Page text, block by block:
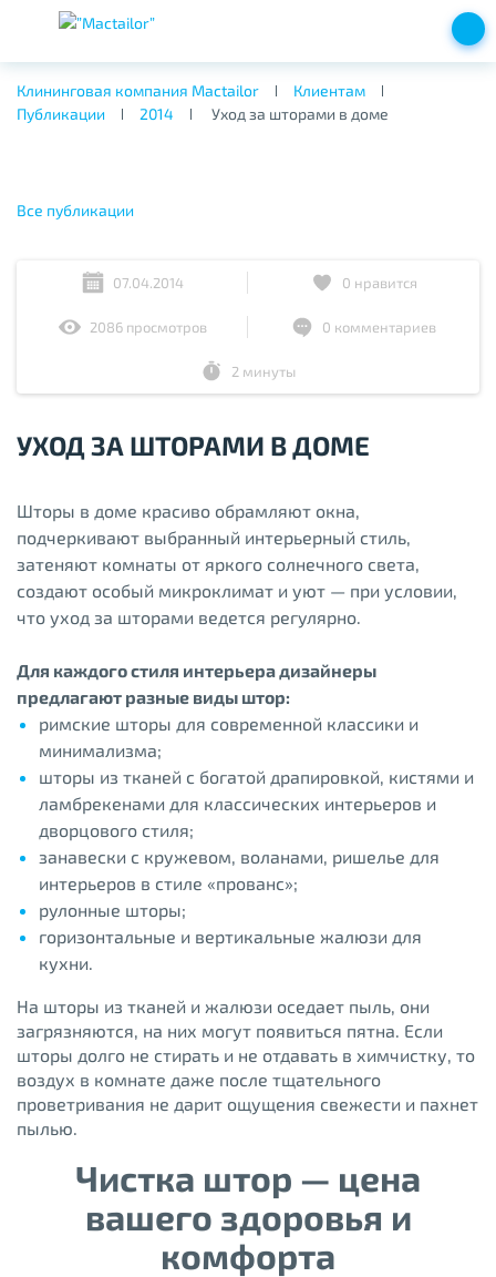
Клининговая компания Mactailor
Клиентам
Публикации
2014 Уход за шторами в доме
Все публикации
07.04.2014 0 нравится
2086 просмотров 0 комментариев
2 минуты
УХОД ЗА ШТОРАМИ В ДОМЕ
Шторы в доме красиво обрамляют окна,
подчеркивают выбранный интерьерный стиль,
затеняют комнаты от яркого солнечного света,
создают особый микроклимат и уют — при условии,
что уход за шторами ведется регулярно.
Для каждого стиля интерьера дизайнеры
предлагают разные виды штор:
римские шторы для современной классики и
минимализма;
шторы из тканей с богатой драпировкой, кистями и
ламбрекенами для классических интерьеров и
дворцового стиля;
занавески с кружевом, воланами, ришелье для
интерьеров в стиле «прованс»;
рулонные шторы;
горизонтальные и вертикальные жалюзи для
кухни.
На шторы из тканей и жалюзи оседает пыль, они
загрязняются, на них могут появиться пятна. Если
шторы долго не стирать и не отдавать в химчистку, то
воздух в комнате даже после тщательного
проветривания не дарит ощущения свежести и пахнет
пылью.
Чистка штор — цена
вашего здоровья и
комфорта